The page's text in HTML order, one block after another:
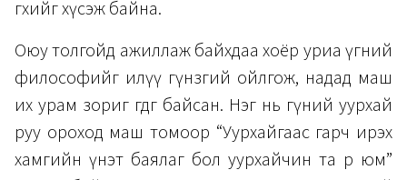
өгөхийг хүсэж байна.
Оюу толгойд ажиллаж байхдаа хоёр уриа үгний
философийг илүү гүнзгий ойлгож, надад маш
их урам зориг өгдөг байсан. Нэг нь гүний уурхай
руу ороход маш томоор “Уурхайгаас гарч ирэх
хамгийн үнэт баялаг бол уурхайчин та өөрөө юм”